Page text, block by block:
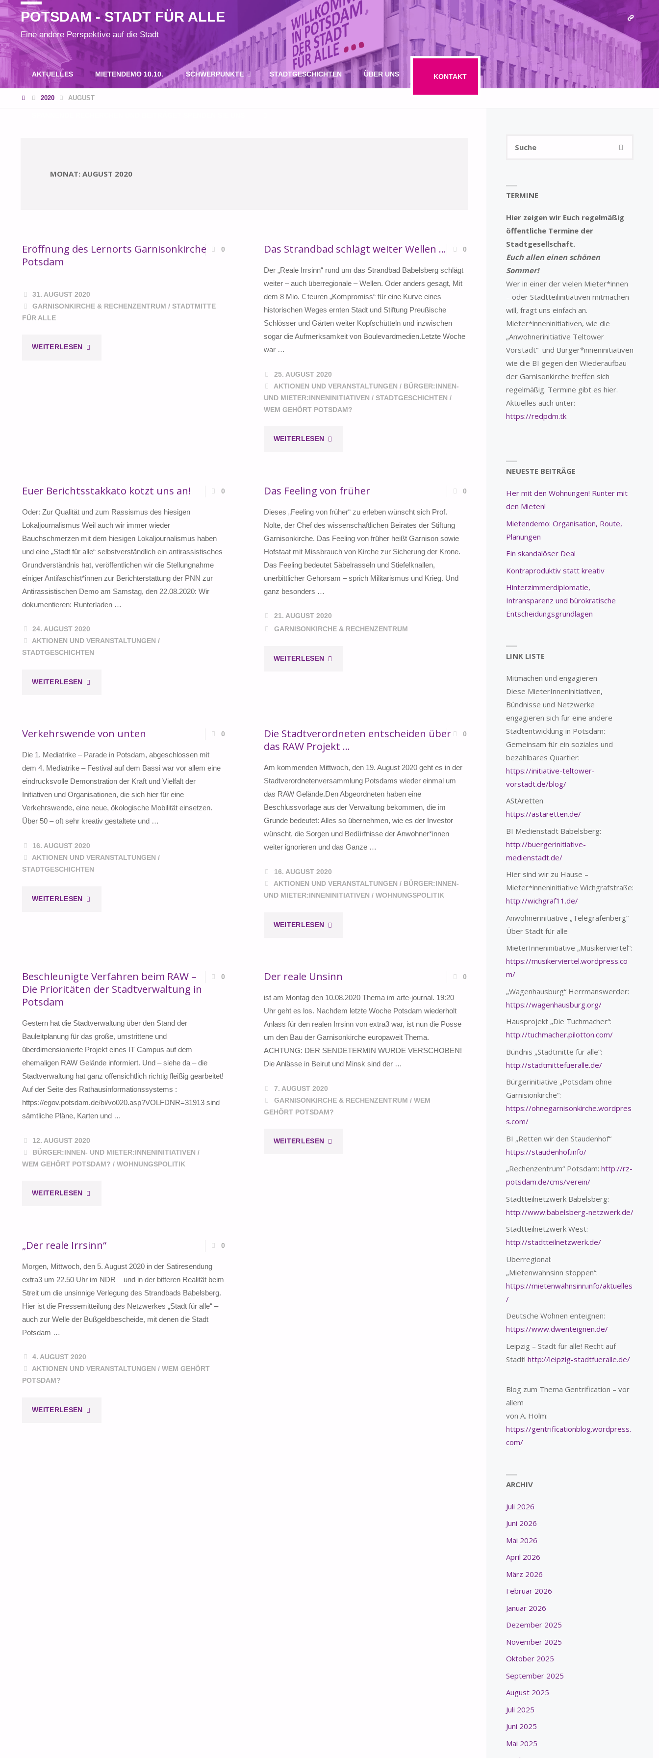
POTSDAM - STADT FÜR ALLE
Eine andere Perspektive auf die Stadt
Inhalt
AKTUELLES MIETENDEMO 10.10. SCHWERPUNKTE STADTGESCHICHTEN ÜBER UNS KONTAKT
START
2020 AUGUST
MONAT: AUGUST 2020
Eröffnung des Lernorts Garnisonkirche
Potsdam
0
31. AUGUST 2020
GARNISONKIRCHE & RECHENZENTRUM /STADTMITTE
FÜR ALLE
WEITERLESEN"ERÖFFNUNG
Das Strandbad schlägt weiter Wellen … 0
Der „Reale Irrsinn“ rund um das Strandbad Babelsberg schlägt
weiter – auch überregionale – Wellen. Oder anders gesagt, Mit
dem 8 Mio. € teuren „Kompromiss“ für eine Kurve eines
historischen Weges ernten Stadt und Stiftung Preußische
Schlösser und Gärten weiter Kopfschütteln und inzwischen
sogar die Aufmerksamkeit von Boulevardmedien.Letzte Woche
war …
25. AUGUST 2020
AKTIONEN UND VERANSTALTUNGEN / BÜRGER:INNEN-
UND MIETER:INNENINITIATIVEN / STADTGESCHICHTEN /
WEM GEHÖRT POTSDAM?
WEITERLESEN"DAS
WELLEN
Euer Berichtsstakkato kotzt uns an! 0
Oder: Zur Qualität und zum Rassismus des hiesigen
Lokaljournalismus Weil auch wir immer wieder
Bauchschmerzen mit dem hiesigen Lokaljournalismus haben
und eine „Stadt für alle“ selbstverständlich ein antirassistisches
Grundverständnis hat, veröffentlichen wir die Stellungnahme
einiger Antifaschist*innen zur Berichterstattung der PNN zur
Antirassistischen Demo am Samstag, den 22.08.2020: Wir
dokumentieren: Runterladen …
24. AUGUST 2020
AKTIONEN UND VERANSTALTUNGEN /
STADTGESCHICHTEN
WEITERLESEN"EUER
AN!"
Das Feeling von früher 0
Dieses „Feeling von früher“ zu erleben wünscht sich Prof.
Nolte, der Chef des wissenschaftlichen Beirates der Stiftung
Garnisonkirche. Das Feeling von früher heißt Garnison sowie
Hofstaat mit Missbrauch von Kirche zur Sicherung der Krone.
Das Feeling bedeutet Säbelrasseln und Stiefelknallen,
unerbittlicher Gehorsam – sprich Militarismus und Krieg. Und
ganz besonders …
21. AUGUST 2020
GARNISONKIRCHE & RECHENZENTRUM
WEITERLESEN"DAS
Verkehrswende von unten 0
Die 1. Mediatrike – Parade in Potsdam, abgeschlossen mit
dem 4. Mediatrike – Festival auf dem Bassi war vor allem eine
eindrucksvolle Demonstration der Kraft und Vielfalt der
Initiativen und Organisationen, die sich hier für eine
Verkehrswende, eine neue, ökologische Mobilität einsetzen.
Über 50 – oft sehr kreativ gestaltete und …
16. AUGUST 2020
AKTIONEN UND VERANSTALTUNGEN /
STADTGESCHICHTEN
WEITERLESEN"VERKEHRSWENDE
Die Stadtverordneten entscheiden über
das RAW Projekt …
0
Am kommenden Mittwoch, den 19. August 2020 geht es in der
Stadtverordnetenversammlung Potsdams wieder einmal um
das RAW Gelände.Den Abgeordneten haben eine
Beschlussvorlage aus der Verwaltung bekommen, die im
Grunde bedeutet: Alles so übernehmen, wie es der Investor
wünscht, die Sorgen und Bedürfnisse der Anwohner*innen
weiter ignorieren und das Ganze …
16. AUGUST 2020
AKTIONEN UND VERANSTALTUNGEN / BÜRGER:INNEN-
UND MIETER:INNENINITIATIVEN / WOHNUNGSPOLITIK
WEITERLESEN"DIE
DAS
PROJEKT
Beschleunigte Verfahren beim RAW –
Die Prioritäten der Stadtverwaltung in
Potsdam
0
Gestern hat die Stadtverwaltung über den Stand der
Bauleitplanung für das große, umstrittene und
überdimensionierte Projekt eines IT Campus auf dem
ehemaligen RAW Gelände informiert. Und – siehe da – die
Stadtverwaltung hat ganz offensichtlich richtig fleißig gearbeitet!
Auf der Seite des Rathausinformationssystems :
https://egov.potsdam.de/bi/vo020.asp?VOLFDNR=31913 sind
sämtliche Pläne, Karten und …
12. AUGUST 2020
BÜRGER:INNEN- UND MIETER:INNENINITIATIVEN /
WEM GEHÖRT POTSDAM? / WOHNUNGSPOLITIK
WEITERLESEN"BESCHLEUNIGTE
–
PRIORITÄTEN
STADTVERWALTUNG
POTSDAM"
Der reale Unsinn 0
ist am Montag den 10.08.2020 Thema im arte-journal. 19:20
Uhr geht es los. Nachdem letzte Woche Potsdam wiederholt
Anlass für den realen Irrsinn von extra3 war, ist nun die Posse
um den Bau der Garnisonkirche europaweit Thema.
ACHTUNG: DER SENDETERMIN WURDE VERSCHOBEN!
Die Anlässe in Beirut und Minsk sind der …
7. AUGUST 2020
GARNISONKIRCHE & RECHENZENTRUM /WEM
GEHÖRT POTSDAM?
WEITERLESEN"DER
„Der reale Irrsinn“ 0
Morgen, Mittwoch, den 5. August 2020 in der Satiresendung
extra3 um 22.50 Uhr im NDR – und in der bitteren Realität beim
Streit um die unsinnige Verlegung des Strandbads Babelsberg.
Hier ist die Pressemitteilung des Netzwerkes „Stadt für alle“ –
auch zur Welle der Bußgeldbescheide, mit denen die Stadt
Potsdam …
4. AUGUST 2020
AKTIONEN UND VERANSTALTUNGEN /WEM GEHÖRT
POTSDAM?
WEITERLESEN"„DER
SUCHE
TERMINE
Hier zeigen wir Euch regelmäßig
öffentliche Termine der
Stadtgesellschaft.
Euch allen einen schönen
Sommer!
Wer in einer der vielen Mieter*innen
– oder Stadtteilinitiativen mitmachen
will, fragt uns einfach an.
Mieter*inneninitiativen, wie die
„Anwohnerinitiative Teltower
Vorstadt“ und Bürger*inneninitiativen
wie die BI gegen den Wiederaufbau
der Garnisonkirche treffen sich
regelmäßig. Termine gibt es hier.
Aktuelles auch unter:
https://redpdm.tk
NEUESTE BEITRÄGE
Her mit den Wohnungen! Runter mit
den Mieten!
Mietendemo: Organisation, Route,
Planungen
Ein skandalöser Deal
Kontraproduktiv statt kreativ
Hinterzimmerdiplomatie,
Intransparenz und bürokratische
Entscheidungsgrundlagen
LINK LISTE
Mitmachen und engagieren
Diese MieterInneninitiativen,
Bündnisse und Netzwerke
engagieren sich für eine andere
Stadtentwicklung in Potsdam:
Gemeinsam für ein soziales und
bezahlbares Quartier:
https://initiative-teltower-
vorstadt.de/blog/
AStAretten
https://astaretten.de/
BI Medienstadt Babelsberg:
http://buergerinitiative-
medienstadt.de/
Hier sind wir zu Hause –
Mieter*inneninitiative Wichgrafstraße:
http://wichgraf11.de/
Anwohnerinitiative „Telegrafenberg“
Über Stadt für alle
MieterInneninitiative „Musikerviertel“:
https://musikerviertel.wordpress.co
m/
„Wagenhausburg“ Herrmanswerder:
https://wagenhausburg.org/
Hausprojekt „Die Tuchmacher“:
http://tuchmacher.pilotton.com/
Bündnis „Stadtmitte für alle“:
http://stadtmittefueralle.de/
Bürgerinitiative „Potsdam ohne
Garnisionkirche“:
https://ohnegarnisonkirche.wordpres
s.com/
BI „Retten wir den Staudenhof“
https://staudenhof.info/
„Rechenzentrum“ Potsdam: http://rz-
potsdam.de/cms/verein/
Stadtteilnetzwerk Babelsberg:
http://www.babelsberg-netzwerk.de/
Stadtteilnetzwerk West:
http://stadtteilnetzwerk.de/
Überregional:
„Mietenwahnsinn stoppen“:
https://mietenwahnsinn.info/aktuelles
/
Deutsche Wohnen enteignen:
https://www.dwenteignen.de/
Leipzig – Stadt für alle! Recht auf
Stadt! http://leipzig-stadtfueralle.de/
Blog zum Thema Gentrification – vor
allem
von A. Holm:
https://gentrificationblog.wordpress.
com/
ARCHIV
Juli 2026
Juni 2026
Mai 2026
April 2026
März 2026
Februar 2026
Januar 2026
Dezember 2025
November 2025
Oktober 2025
September 2025
August 2025
Juli 2025
Juni 2025
Mai 2025